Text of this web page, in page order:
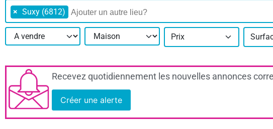
× Suxy (6812)
Prix
Recevez quotidiennement les nouvelles annonces
Créer une alerte